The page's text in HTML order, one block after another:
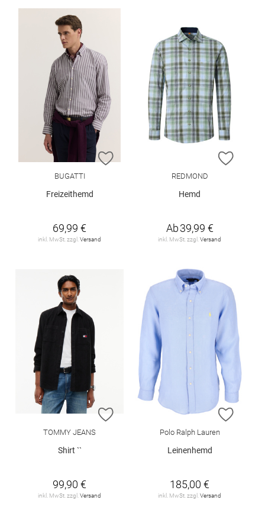
ZUR WUNSCHLISTE HINZUFÜGEN
BUGATTI
Freizeithemd
69,99 €
inkl. MwSt. zzgl.Versand
ZUR
REDMOND
Hemd
Ab39,99 €
inkl. MwSt. zzgl.Versand
ZUR WUNSCHLISTE HINZUFÜGEN
TOMMY JEANS
Shirt ``
99,90 €
inkl. MwSt. zzgl. Versand
ZUR
Polo Ralph Lauren
Leinenhemd
185,00 €
inkl. MwSt. zzgl. Versand